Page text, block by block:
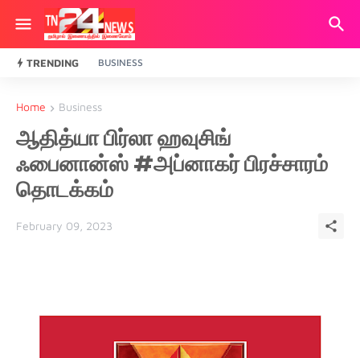
TRENDING BUSINESS
Home Business
ஆதித்யா பிர்லா ஹவுசிங்
ஃபைனான்ஸ் #அப்னாகர் பிரச்சாரம்
தொடக்கம்
February 09, 2023